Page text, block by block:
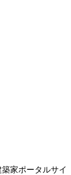
築家ポータルサイ